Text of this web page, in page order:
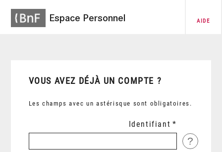
Espace Personnel AIDE
VOUS AVEZ DÉJÀ UN COMPTE ?
Les champs avec un astérisque sont obligatoires.
Identifiant
?